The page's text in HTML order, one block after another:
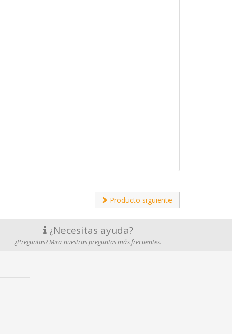
Producto siguiente
¿Necesitas ayuda?
¿Preguntas? Mira nuestras preguntas más frecuentes.